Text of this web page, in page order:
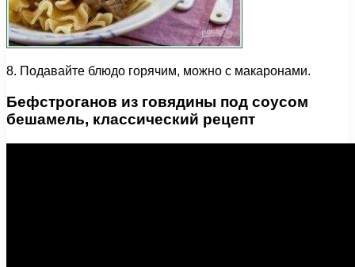
8. Подавайте блюдо горячим, можно с макаронами.
Бефстроганов из говядины под соусом
бешамель, классический рецепт